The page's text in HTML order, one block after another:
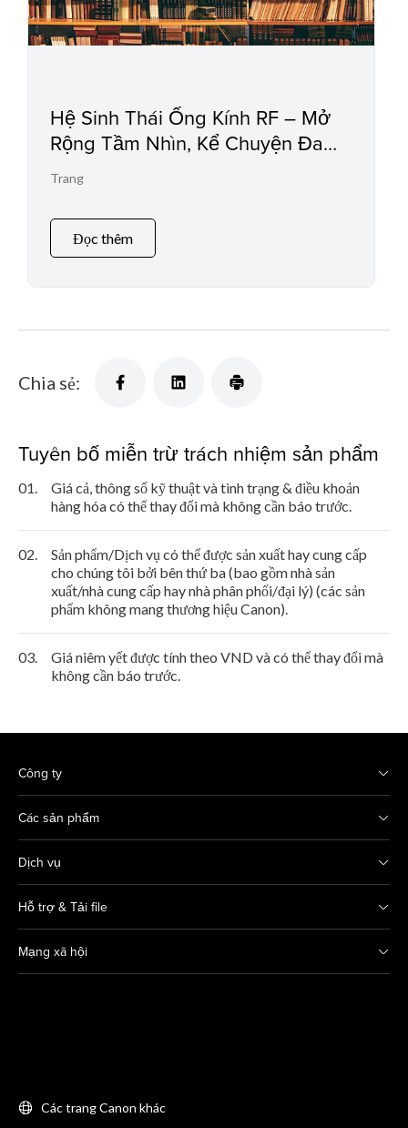
Hệ Sinh Thái Ống Kính RF – Mở
Rộng Tầm Nhìn, Kể Chuyện Đa
Chiều
Trang
Đọc thêm
Chia sẻ:
Tuyên bố miễn trừ trách nhiệm sản phẩm
01.
Giá cả, thông số kỹ thuật và tình trạng & điều khoản
hàng hóa có thể thay đổi mà không cần báo trước.
02.
Sản phẩm/Dịch vụ có thể được sản xuất hay cung cấp
cho chúng tôi bởi bên thứ ba (bao gồm nhà sản
xuất/nhà cung cấp hay nhà phân phối/đại lý) (các sản
phẩm không mang thương hiệu Canon).
03.
Giá niêm yết được tính theo VND và có thể thay đổi mà
không cần báo trước.
Công ty
Các sản phẩm
Dịch vụ
Hỗ trợ & Tải file
Mạng xã hội
Các trang Canon khác